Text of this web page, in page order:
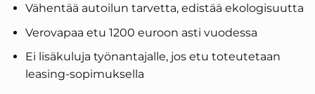
Vähentää autoilun tarvetta, edistää ekologisuutta
Verovapaa etu 1200 euroon asti vuodessa
Ei lisäkuluja työnantajalle, jos etu toteutetaan
leasing-sopimuksella